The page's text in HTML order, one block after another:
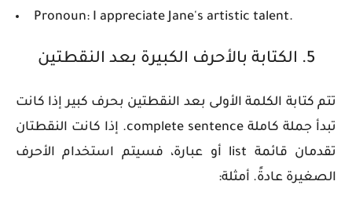
Pronoun: I appreciate Jane's artistic talent.
5. الكتابة بالأحرف الكبيرة بعد النقطتين
تتم كتابة الكلمة الأولى بعد النقطتين بحرف كبير إذا كانت
تبدأ جملة كاملة complete sentence. إذا كانت النقطتان
تقدمان قائمة list أو عبارة، فسيتم استخدام الأحرف
الصغيرة عادةً. أمثلة: